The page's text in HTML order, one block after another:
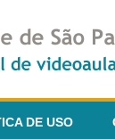
DE USO